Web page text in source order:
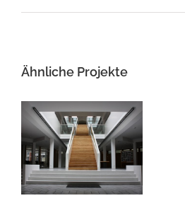
Ähnliche Projekte